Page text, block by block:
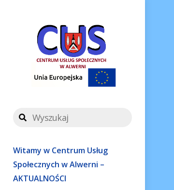
Witamy w Centrum Usług
Społecznych w Alwerni –
AKTUALNOŚCI